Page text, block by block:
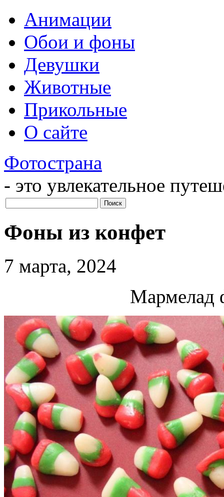
Анимации
Обои и фоны
Девушки
Животные
Прикольные
О сайте
Фотострана
- это увлекательное
Фоны из конфет
7 марта, 2024
Мармелад